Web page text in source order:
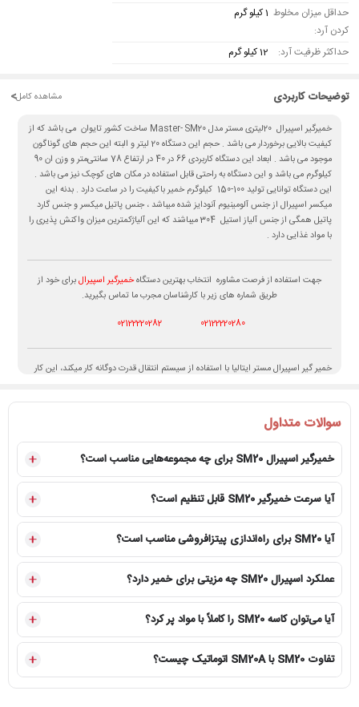
حداقل میزان مخلوط
کردن آرد:
1 کیلو گرم
حداکثر ظرفیت آرد: 12 کیلو گرم
توضیحات کاربردی مشاهده کامل<
خمیرگیر اسپیرال 20لیتری مستر مدل Master- SM20 ساخت کشور تایوان می باشد که از
کیفیت بالایی برخوردار می باشد . حجم این دستگاه 20 لیتر و البته این حجم های گوناگون
موجود می باشد . ابعاد این دستگاه کاربردی 66 در 40 در ارتفاع 78 سانتی‌متر و وزن ان 90
کیلوگرم می باشد و این دستگاه به راحتی قابل استفاده در مکان های کوچک نیز می باشد .
این دستگاه توانایی تولید 100-150 کیلوگرم خمیر باکیفیت را در ساعت دارد . بدنه این
میکسر اسپیرال از جنس آلومینیوم آنودایز شده میباشد ، جنس پاتیل میکسر و جنس گارد
پاتیل همگی از جنس آلیاز استیل 304 میباشند که این آلیاژکمترین میزان واکنش پذیری را
با مواد غذایی دارد .
جهت استفاده از فرصت مشاوره انتخاب بهترین دستگاهخمیرگیر اسپیرالبرای خود از
طریق شماره های زیر با کارشناسان مجرب ما تماس بگیرید.
02122220280
02122220282
خمیر گیر اسپیرال مستر ایتالیا با استفاده از سیستم انتقال قدرت دوگانه کار میکند، این کار
نان، همین فعالیت مناسب مخمر است که به شرط تغییر کم دما اتفاق خواهد افتاد. از
ویژگیهای منحصر به فرد این اسپیرال حفظ دمای خمیر و گرم نگه داشتن آن به علت نوع
حرکت پاروها و مخزن میباشد.
سوالات متداول
خمیرگیر اسپیرال SM20 برای چه مجموعه‌هایی مناسب است؟
آیا سرعت خمیرگیر SM20 قابل تنظیم است؟
آیا SM20 برای راه‌اندازی پیتزافروشی مناسب است؟
عملکرد اسپیرال SM20 چه مزیتی برای خمیر دارد؟
آیا می‌توان کاسه SM20 را کاملاً با مواد پر کرد؟
تفاوت SM20 با SM20A اتوماتیک چیست؟